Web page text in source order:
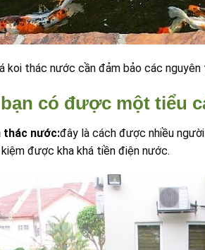
koi thác nước cần đảm bảo các
có được một tiểu
thác nước:đây là cách được nhiều
được kha khá tiền điện nước.